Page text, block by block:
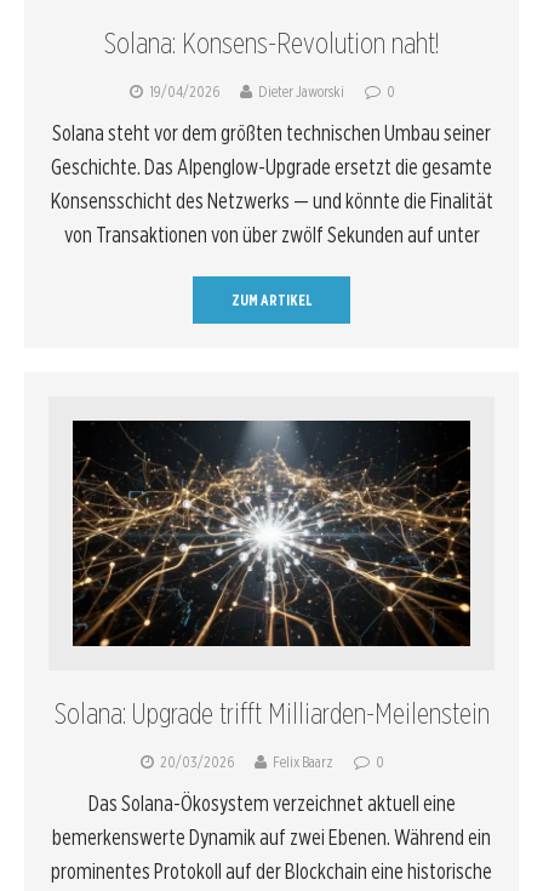
Solana: Konsens-Revolution naht!
19/04/2026 Dieter Jaworski 0
Solana steht vor dem größten technischen Umbau seiner
Geschichte. Das Alpenglow-Upgrade ersetzt die gesamte
Konsensschicht des Netzwerks — und könnte die Finalität
von Transaktionen von über zwölf Sekunden auf unter
ZUM ARTIKEL
Solana: Upgrade trifft Milliarden-Meilenstein
20/03/2026 Felix Baarz 0
Das Solana-Ökosystem verzeichnet aktuell eine
bemerkenswerte Dynamik auf zwei Ebenen. Während ein
prominentes Protokoll auf der Blockchain eine historische